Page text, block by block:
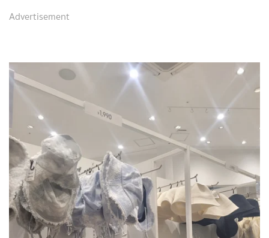
Advertisement